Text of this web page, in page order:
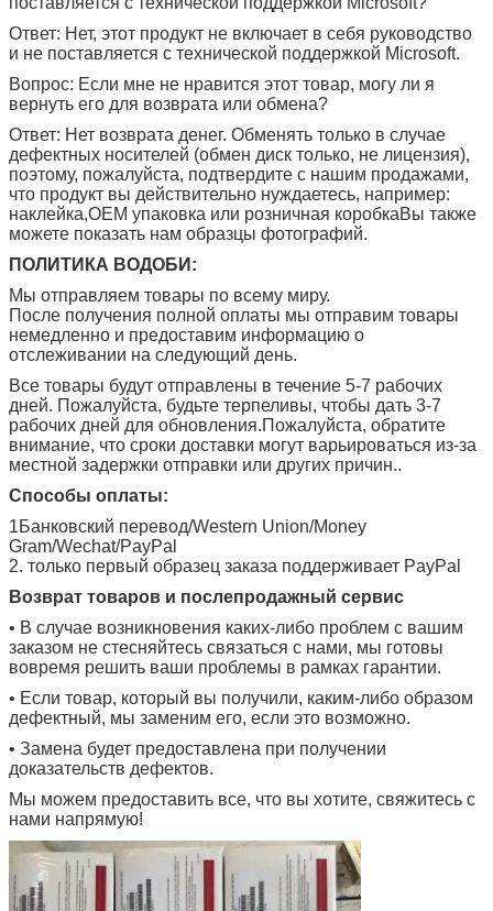
Оставьте сообщение
Мы скоро тебе перезвоним!
Ответ: Нет, этот продукт не включает в себя руководство
и не поставляется с технической поддержкой Microsoft.
Вопрос: Если мне не нравится этот товар, могу ли я
вернуть его для возврата или обмена?
Ответ: Нет возврата денег. Обменять только в случае
дефектных носителей (обмен диск только, не лицензия),
поэтому, пожалуйста, подтвердите с нашим продажами,
что продукт вы действительно нуждаетесь, например:
наклейка,OEM упаковка или розничная коробкаВы также
можете показать нам образцы фотографий.
ПОЛИТИКА ВОДОБИ:
Мы отправляем товары по всему миру.
После получения полной оплаты мы отправим товары
немедленно и предоставим информацию о
отслеживании на следующий день.
Все товары будут отправлены в течение 5-7 рабочих
дней. Пожалуйста, будьте терпеливы, чтобы дать 3-7
рабочих дней для обновления.Пожалуйста, обратите
внимание, что сроки доставки могут варьироваться из-за
местной задержки отправки или других причин..
Способы оплаты:
1Банковский перевод/Western Union/Money
Gram/Wechat/PayPal
2. только первый образец заказа поддерживает PayPal
Возврат товаров и послепродажный сервис
• В случае возникновения каких-либо проблем с вашим
заказом не стесняйтесь связаться с нами, мы готовы
вовремя решить ваши проблемы в рамках гарантии.
• Если товар, который вы получили, каким-либо образом
дефектный, мы заменим его, если это возможно.
• Замена будет предоставлена при получении
доказательств дефектов.
Мы можем предоставить все, что вы хотите, свяжитесь с
нами напрямую!